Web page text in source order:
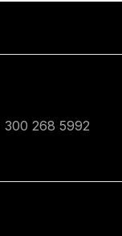
300 268 5992